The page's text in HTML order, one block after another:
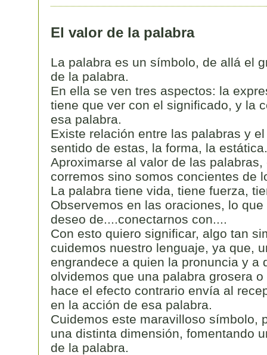
El valor de la palabra
La palabra es un símbolo, de allá el
de la palabra.
En ella se ven tres aspectos: la
tiene que ver con el significado, y la
esa palabra.
Existe relación entre las palabras y
sentido de estas, la forma, la estática.
Aproximarse al valor de las
corremos sino somos concientes de
La palabra tiene vida, tiene fuerza,
Observemos en las oraciones, lo
deseo de....conectarnos con....
Con esto quiero significar, algo tan
cuidemos nuestro lenguaje, ya que,
engrandece a quien la pronuncia y a
olvidemos que una palabra grosera
hace el efecto contrario envía al
en la acción de esa palabra.
Cuidemos este maravilloso símbolo,
una distinta dimensión, fomentando
de la palabra.